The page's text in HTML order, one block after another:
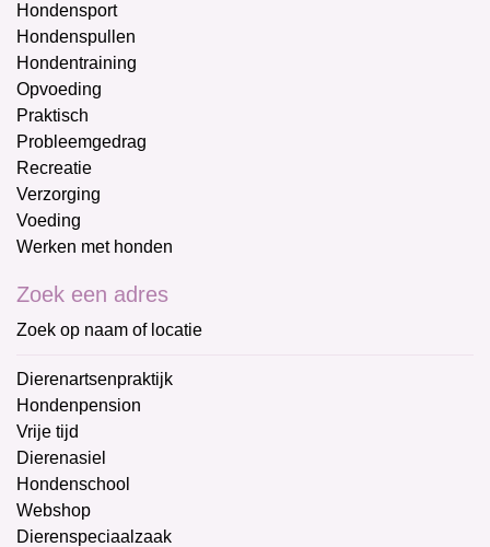
Hondensport
Hondenspullen
Hondentraining
Opvoeding
Praktisch
Probleemgedrag
Recreatie
Verzorging
Voeding
Werken met honden
Zoek een adres
Zoek op naam of locatie
Dierenartsenpraktijk
Hondenpension
Vrije tijd
Dierenasiel
Hondenschool
Webshop
Dierenspeciaalzaak